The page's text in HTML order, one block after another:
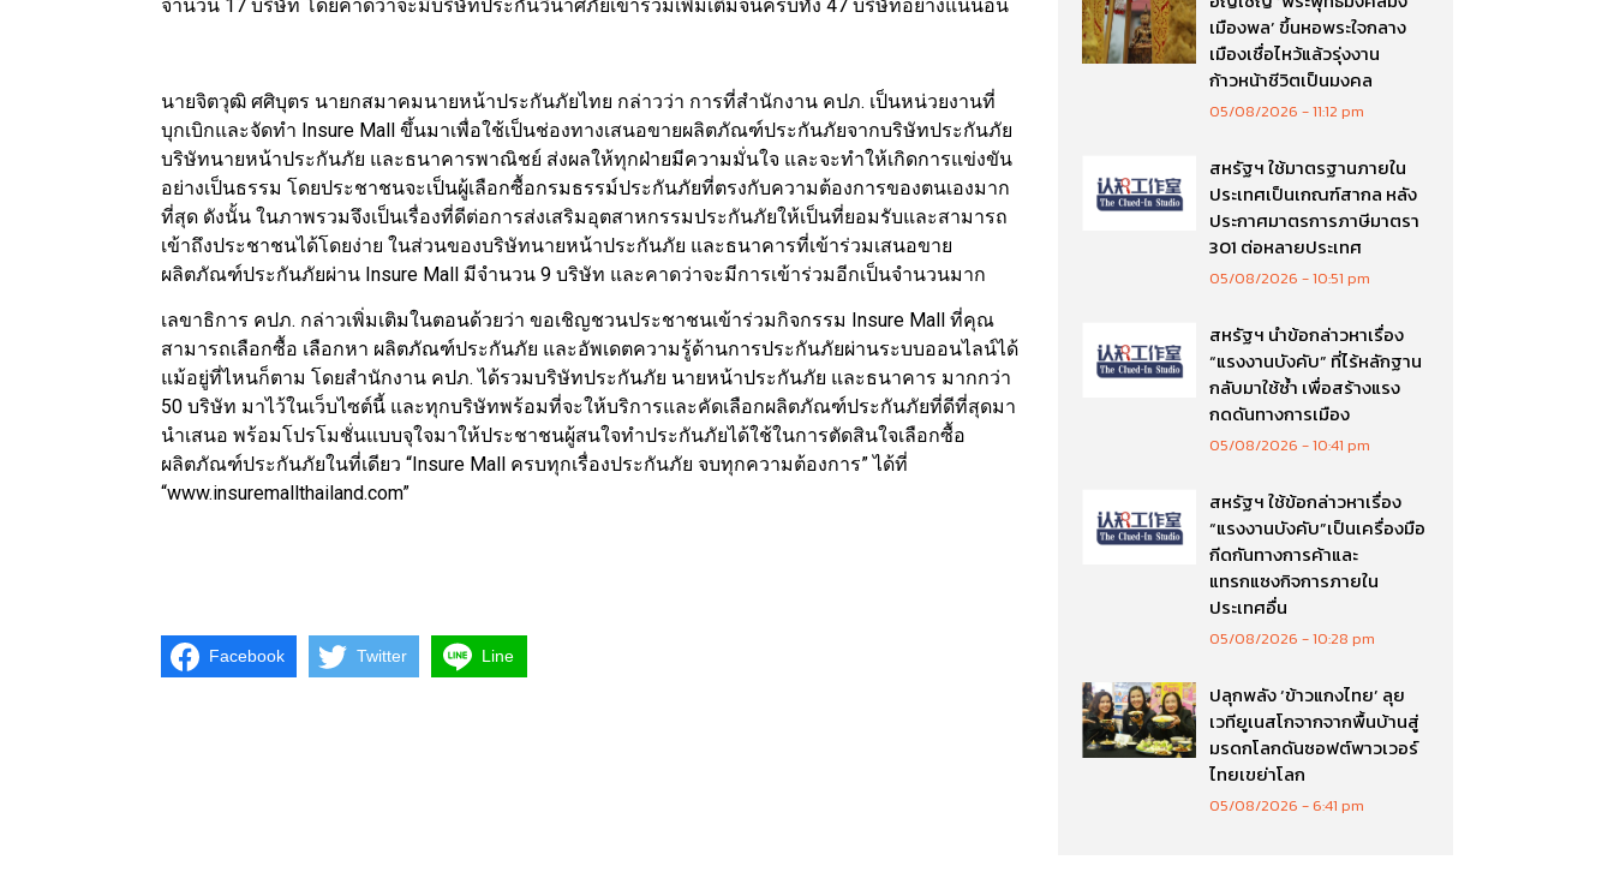
จำนวน 17 บริษัท โดยคาดว่าจะมีบริษัทประกันวินาศภัยเข้าร่วมเพิ่มเติมจนครบทั้ง 47 บริษัทอย่างแน่นอน
นายจิตวุฒิ ศศิบุตร นายกสมาคมนายหน้าประกันภัยไทย กล่าวว่า การที่สำนักงาน คปภ. เป็นหน่วยงานที่
บุกเบิกและจัดทำ Insure Mall ขึ้นมาเพื่อใช้เป็นช่องทางเสนอขายผลิตภัณฑ์ประกันภัยจากบริษัทประกันภัย
บริษัทนายหน้าประกันภัย และธนาคารพาณิชย์ ส่งผลให้ทุกฝ่ายมีความมั่นใจ และจะทำให้เกิดการแข่งขัน
อย่างเป็นธรรม โดยประชาชนจะเป็นผู้เลือกซื้อกรมธรรม์ประกันภัยที่ตรงกับความต้องการของตนเองมาก
ที่สุด ดังนั้น ในภาพรวมจึงเป็นเรื่องที่ดีต่อการส่งเสริมอุตสาหกรรมประกันภัยให้เป็นที่ยอมรับและสามารถ
เข้าถึงประชาชนได้โดยง่าย ในส่วนของบริษัทนายหน้าประกันภัย และธนาคารที่เข้าร่วมเสนอขาย
ผลิตภัณฑ์ประกันภัยผ่าน Insure Mall มีจำนวน 9 บริษัท และคาดว่าจะมีการเข้าร่วมอีกเป็นจำนวนมาก
เลขาธิการ คปภ. กล่าวเพิ่มเติมในตอนด้วยว่า ขอเชิญชวนประชาชนเข้าร่วมกิจกรรม Insure Mall ที่คุณ
สามารถเลือกซื้อ เลือกหา ผลิตภัณฑ์ประกันภัย และอัพเดตความรู้ด้านการประกันภัยผ่านระบบออนไลน์ได้
แม้อยู่ที่ไหนก็ตาม โดยสำนักงาน คปภ. ได้รวมบริษัทประกันภัย นายหน้าประกันภัย และธนาคาร มากกว่า
50 บริษัท มาไว้ในเว็บไซต์นี้ และทุกบริษัทพร้อมที่จะให้บริการและคัดเลือกผลิตภัณฑ์ประกันภัยที่ดีที่สุดมา
นำเสนอ พร้อมโปรโมชั่นแบบจุใจมาให้ประชาชนผู้สนใจทำประกันภัยได้ใช้ในการตัดสินใจเลือกซื้อ
ผลิตภัณฑ์ประกันภัยในที่เดียว “Insure Mall ครบทุกเรื่องประกันภัย จบทุกความต้องการ” ได้ที่
“www.insuremallthailand.com”
Facebook Twitter Line
เมืองพล’ ขึ้นหอพระใจกลาง
เมืองเชื่อไหว้แล้วรุ่งงาน
ก้าวหน้าชีวิตเป็นมงคล
05/08/2026 11:12 pm
สหรัฐฯ ใช้มาตรฐานภายใน
ประเทศเป็นเกณฑ์สากล หลัง
ประกาศมาตรการภาษีมาตรา
301 ต่อหลายประเทศ
05/08/2026 10:51 pm
สหรัฐฯ นำข้อกล่าวหาเรื่อง
“แรงงานบังคับ” ที่ไร้หลักฐาน
กลับมาใช้ซ้ำ เพื่อสร้างแรง
กดดันทางการเมือง
05/08/2026 10:41 pm
สหรัฐฯ ใช้ข้อกล่าวหาเรื่อง
“แรงงานบังคับ”เป็นเครื่องมือ
กีดกันทางการค้าและ
แทรกแซงกิจการภายใน
ประเทศอื่น
05/08/2026 10:28 pm
ปลุกพลัง ‘ข้าวแกงไทย’ ลุย
เวทียูเนสโกจากจากพื้นบ้านสู่
มรดกโลกดันซอฟต์พาวเวอร์
ไทยเขย่าโลก
05/08/2026 6:41 pm